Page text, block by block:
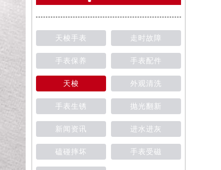
天梭手表 走时故障
手表保养 手表配件
天梭 外观清洗
手表生锈 抛光翻新
新闻资讯 进水进灰
磕碰摔坏 手表受磁